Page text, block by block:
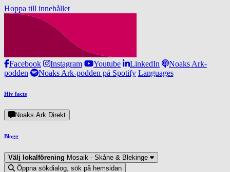
Hoppa till innehållet
Facebook Instagram Youtube LinkedIn
Noaks Ark-
podden
Noaks Ark-podden på Spotify Languages
Hiv facts
Noaks Ark Direkt
Blogg
Välj lokalförening Mosaik - Skåne & Blekinge
Öppna sökdialog, sök på hemsidan